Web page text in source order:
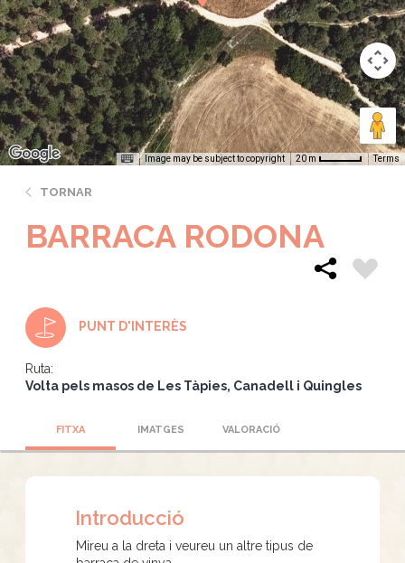
Image may be subject to copyright 20 m Terms
TORNAR
BARRACA RODONA
PUNT D'INTERÈS
Ruta:
Volta pels masos de Les Tàpies, Canadell i Quingles
FITXA IMATGES VALORACIÓ
Introducció
Mireu a la dreta i veureu un altre tipus de